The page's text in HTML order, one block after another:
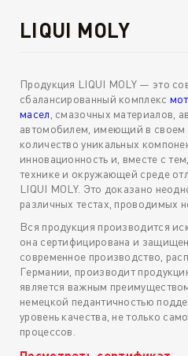
LIQUI MOLY
Продукция LIQUI MOLY — это
сбалансированный комплекс
масел , смазочных материалов,
автомобилем, имеющий в своем
количество уникальных
инновационность и, вместе с
технике и окружающей среде
LIQUI MOLY. Это доказано
различных тестах, проводимых
Вся продукция производится
она сертифицирована и
современное производство,
Германии, производит
является важным
немецкой педантичностью
уровень качества, не только
процессов.